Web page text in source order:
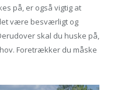
på, er også vigtig at
være besværligt og
skal du huske på,
Foretrækker du måske